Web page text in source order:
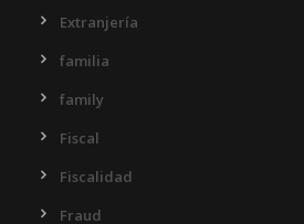
Extranjería
familia
family
Fiscal
Fiscalidad
Fraud